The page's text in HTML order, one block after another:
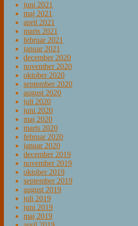
juni 2021
maj 2021
april 2021
marts 2021
februar 2021
januar 2021
december 2020
november 2020
oktober 2020
september 2020
august 2020
juli 2020
juni 2020
maj 2020
marts 2020
februar 2020
januar 2020
december 2019
november 2019
oktober 2019
september 2019
august 2019
juli 2019
juni 2019
maj 2019